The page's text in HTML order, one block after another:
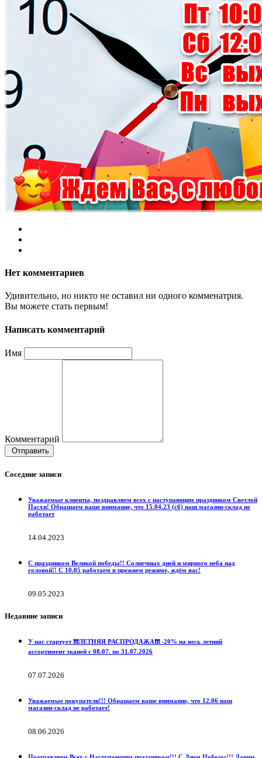
Нет комментариев
Удивительно, но никто не оставил ни одного комменатрия.
Вы можете стать первым!
Написать комментарий
Имя
Комментарий
Отправить
Соседние записи
Уважаемые клиенты, поздравляем всех с наступающим праздником Светлой
Пасхи! Обращаем ваше внимание, что 15.04.23 (сб) наш магазин-склад не
работает
14.04.2023
С праздником Великой победы!! Солнечных дней и мирного неба над
головой!! С 10.05 работаем в прежнем режиме, ждём вас!
09.05.2023
Недавние записи
У нас стартует ❗️❗️❗️ЛЕТНЯЯ РАСПРОДАЖА❗️❗️❗️ -20% на весь летний
ассортимент тканей с 08.07. по 31.07.2026
07.07.2026
Уважаемые покупатели!!! Обращаем ваше внимание, что 12.06 наш
магазин-склад не работает!
08.06.2026